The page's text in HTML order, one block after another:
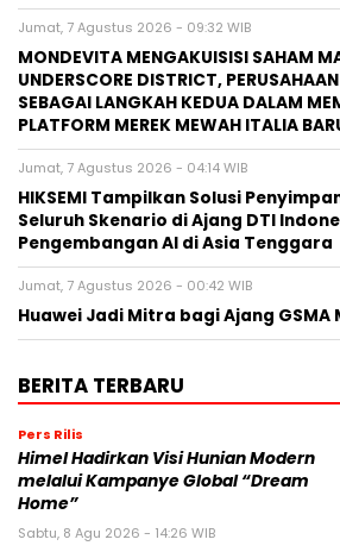
Jumat, 7 Agustus 2026 - 09:32 WIB
MONDEVITA MENGAKUISISI SAHAM
UNDERSCORE DISTRICT,
SEBAGAI LANGKAH KEDUA DALAM
PLATFORM MEREK MEWAH ITALIA
Jumat, 7 Agustus 2026 - 04:14 WIB
HIKSEMI Tampilkan Solusi
Seluruh Skenario di Ajang DTI
Pengembangan AI di Asia Tenggara
Jumat, 7 Agustus 2026 - 00:42 WIB
Huawei Jadi Mitra bagi Ajang GSMA
BERITA TERBARU
Pers Rilis
Himel Hadirkan Visi Hunian Modern
melalui Kampanye Global “Dream
Home”
Sabtu, 8 Agu 2026 - 14:26 WIB